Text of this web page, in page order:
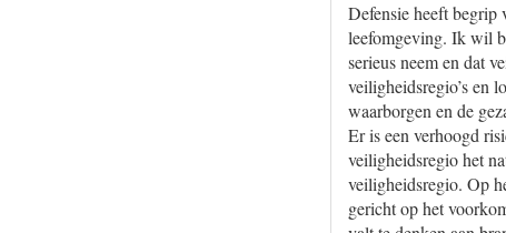
Defensie heeft begrip
leefomgeving. Ik wil
serieus neem en dat
veiligheidsregio’s en
waarborgen en de
Er is een verhoogd
veiligheidsregio het
veiligheidsregio. Op
gericht op het